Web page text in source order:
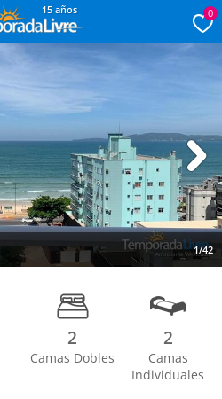
15 años 0
1/42
Next
2
Camas Dobles
2
Camas
Individuales